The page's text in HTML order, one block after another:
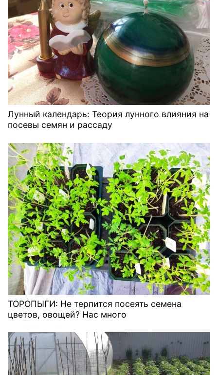
Лунный календарь: Теория лунного влияния на
посевы семян и рассаду
ТОРОПЫГИ: Не терпится посеять семена
цветов, овощей? Нас много